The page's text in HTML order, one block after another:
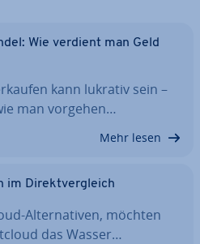
Wie verdient man Geld
kann lukrativ sein –
man vorgehen…
Mehr lesen
im Di­rekt­ver­gleich
Al­ter­na­ti­ven, möchten
das Wasser…